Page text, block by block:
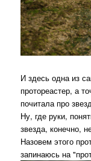
И здесь одна из
протореастер, а
почитала про
Ну, где руки,
звезда, конечно,
Назовем этого
запинаюсь на